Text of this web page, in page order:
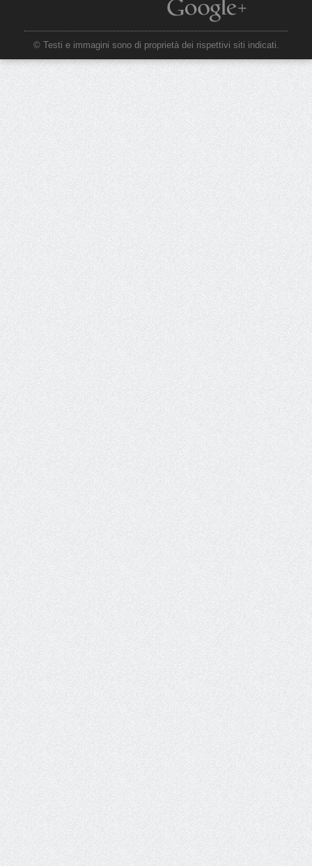
© Testi e immagini sono di proprietà dei rispettivi siti indicati.